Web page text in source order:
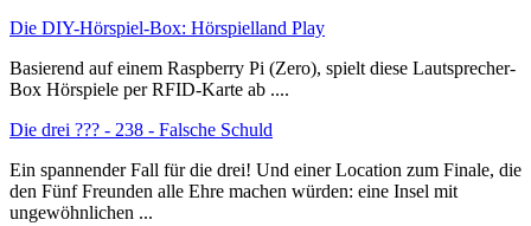
Die DIY-Hörspiel-Box: Hörspielland Play
Basierend auf einem Raspberry Pi (Zero), spielt diese Lautsprecher-
Box Hörspiele per RFID-Karte ab ....
Die drei ??? - 238 - Falsche Schuld
Ein spannender Fall für die drei! Und einer Location zum Finale, die
den Fünf Freunden alle Ehre machen würden: eine Insel mit
ungewöhnlichen ...